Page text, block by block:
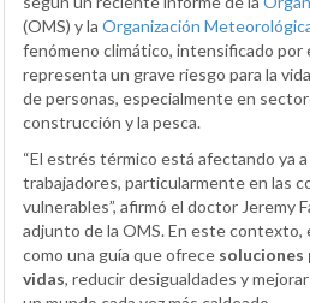
(OMS) y la Organización
fenómeno climático, intensificado por
representa un grave riesgo para la
de personas, especialmente en
construcción y la pesca.
“El estrés térmico está afectando ya
trabajadores, particularmente en las
vulnerables”, afirmó el doctor Jeremy
adjunto de la OMS. En este contexto,
como una guía que ofrece
vidas, reducir desigualdades y